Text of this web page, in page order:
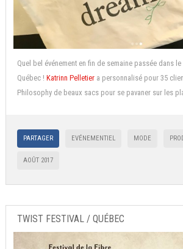
Quel bel événement en fin de semaine passée dans
Québec ! Katrinn Pelletier a personnalisé pour 35
Philosophy de beaux sacs pour se pavaner sur les
PARTAGER EVÉNEMENTIEL MODE
AOÛT 2017
TWIST FESTIVAL / QUÉBEC